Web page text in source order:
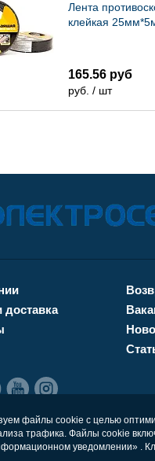
Лента
клейкая
165.56 руб
руб. / шт
доставка
файлы cookie с целью
трафика. Файлы cookie
уведомлении» .